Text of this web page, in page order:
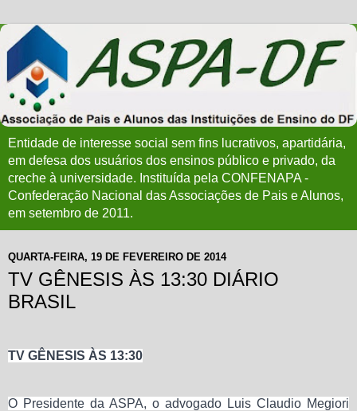
Entidade de interesse social sem fins lucrativos, apartidária,
em defesa dos usuários dos ensinos público e privado, da
creche à universidade. Instituída pela CONFENAPA -
Confederação Nacional das Associações de Pais e Alunos,
em setembro de 2011.
QUARTA-FEIRA, 19 DE FEVEREIRO DE 2014
TV GÊNESIS ÀS 13:30 DIÁRIO
BRASIL
TV GÊNESIS ÀS 13:30
O Presidente da ASPA, o advogado Luis Claudio Megiori